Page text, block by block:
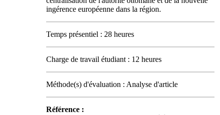
ingérence européenne dans la région.
Temps présentiel : 28 heures
Charge de travail étudiant : 12 heures
Méthode(s) d'évaluation : Analyse d'article
Référence :